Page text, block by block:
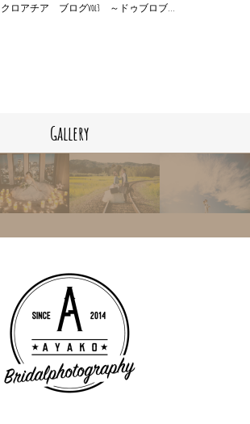
クロアチア ブログvol3 ～ドゥブロブ...
Gallery